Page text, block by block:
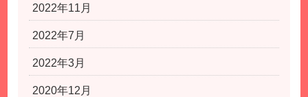
2022年11月
2022年7月
2022年3月
2020年12月